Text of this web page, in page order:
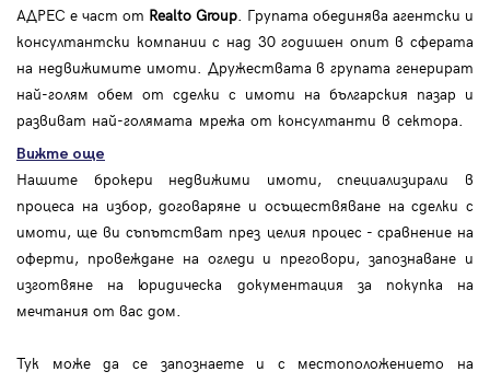
АДРЕС е част от Realto Group. Групата обединява агентски и
консултантски компании с над 30 годишен опит в сферата
на недвижимите имоти. Дружествата в групата генерират
най-голям обем от сделки с имоти на българския пазар и
развиват най-голямата мрежа от консултанти в сектора.
Вижте още
Нашите брокери недвижими имоти, специализирали в
процеса на избор, договаряне и осъществяване на сделки с
имоти, ще ви съпътстват през целия процес - сравнение на
оферти, провеждане на огледи и преговори, запознаване и
изготвяне на юридическа документация за покупка на
мечтания от вас дом.
Тук може да се запознаете и с местоположението на